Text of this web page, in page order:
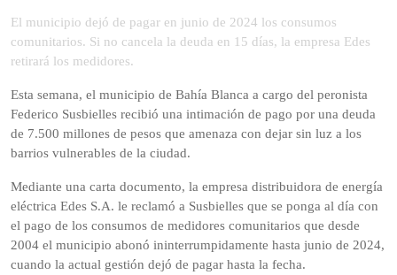
2025
El municipio dejó de pagar en junio de 2024 los consumos
comunitarios. Si no cancela la deuda en 15 días, la empresa Edes
retirará los medidores.
Esta semana, el municipio de Bahía Blanca a cargo del peronista
Federico Susbielles recibió una intimación de pago por una deuda
de 7.500 millones de pesos que amenaza con dejar sin luz a los
barrios vulnerables de la ciudad.
Mediante una carta documento, la empresa distribuidora de energía
eléctrica Edes S.A. le reclamó a Susbielles que se ponga al día con
el pago de los consumos de medidores comunitarios que desde
2004 el municipio abonó ininterrumpidamente hasta junio de 2024,
cuando la actual gestión dejó de pagar hasta la fecha.